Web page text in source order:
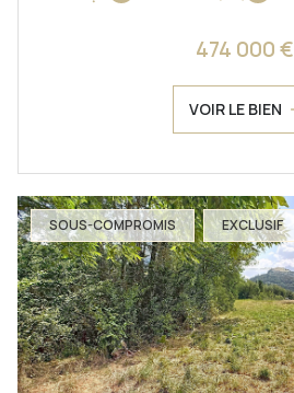
474 000 €
VOIR LE BIEN
SOUS-COMPROMIS EXCLUSIF